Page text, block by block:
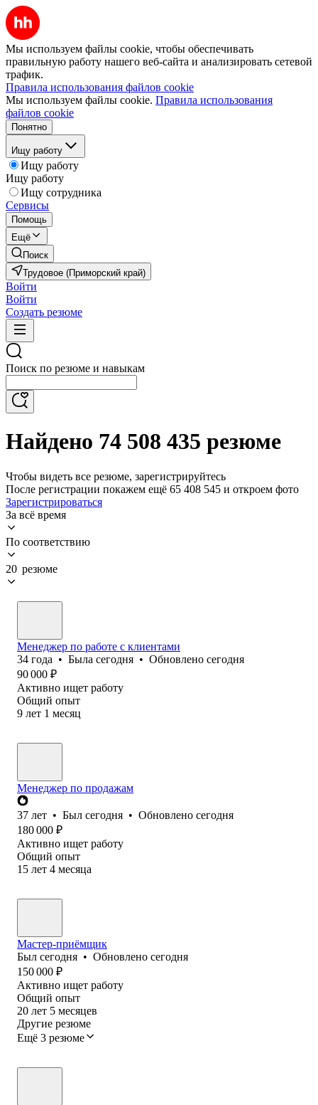
Мы используем файлы cookie, чтобы обеспечивать
правильную работу нашего веб-сайта и анализировать сетевой
трафик.
Правила использования файлов cookie
Мы используем файлы cookie. Правила использования
файлов cookie
Понятно
Ищу работу
Ищу работу
Ищу работу
Ищу сотрудника
Сервисы
Помощь
Ещё
Поиск
Трудовое (Приморский край)
Войти
Войти
Создать резюме
Поиск по резюме и навыкам
Найдено 74 508 435 резюме
Чтобы видеть все резюме, зарегистрируйтесь
После регистрации покажем ещё 65 408 545 и откроем фото
Зарегистрироваться
За всё время
По соответствию
20 резюме
Менеджер по работе с клиентами
34 года • Была сегодня • Обновлено сегодня
90 000 ₽
Активно ищет работу
Общий опыт
9 лет 1 месяц
Менеджер по продажам
37 лет • Был сегодня • Обновлено сегодня
180 000 ₽
Активно ищет работу
Общий опыт
15 лет 4 месяца
Мастер-приёмщик
Был сегодня • Обновлено сегодня
150 000 ₽
Активно ищет работу
Общий опыт
20 лет 5 месяцев
Другие резюме
Ещё 3 резюме